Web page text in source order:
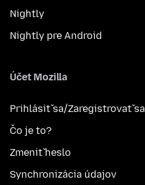
Nightly
Nightly pre Android
Účet Mozilla
Prihlásiť sa/Zaregistrovať sa
Čo je to?
Zmeniť heslo
Synchronizácia údajov